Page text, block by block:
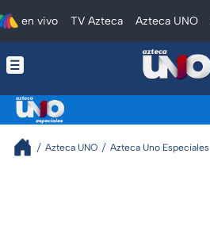
en vivo TV Azteca Azteca UNO
Azteca UNO Azteca Uno Especiales